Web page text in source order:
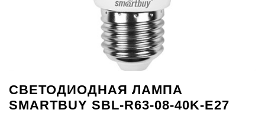
СВЕТОДИОДНАЯ ЛАМПА
SMARTBUY SBL-R63-08-40K-E27